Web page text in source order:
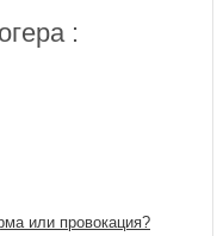
:
или провокация?